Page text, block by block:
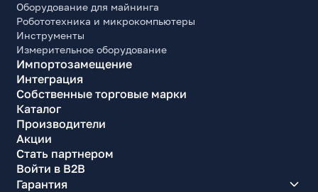
Оборудование для майнинга
Робототехника и микрокомпьютеры
Инструменты
Измерительное оборудование
Импортозамещение
Интеграция
Собственные торговые марки
Каталог
Производители
Акции
Стать партнером
Войти в B2B
Гарантия